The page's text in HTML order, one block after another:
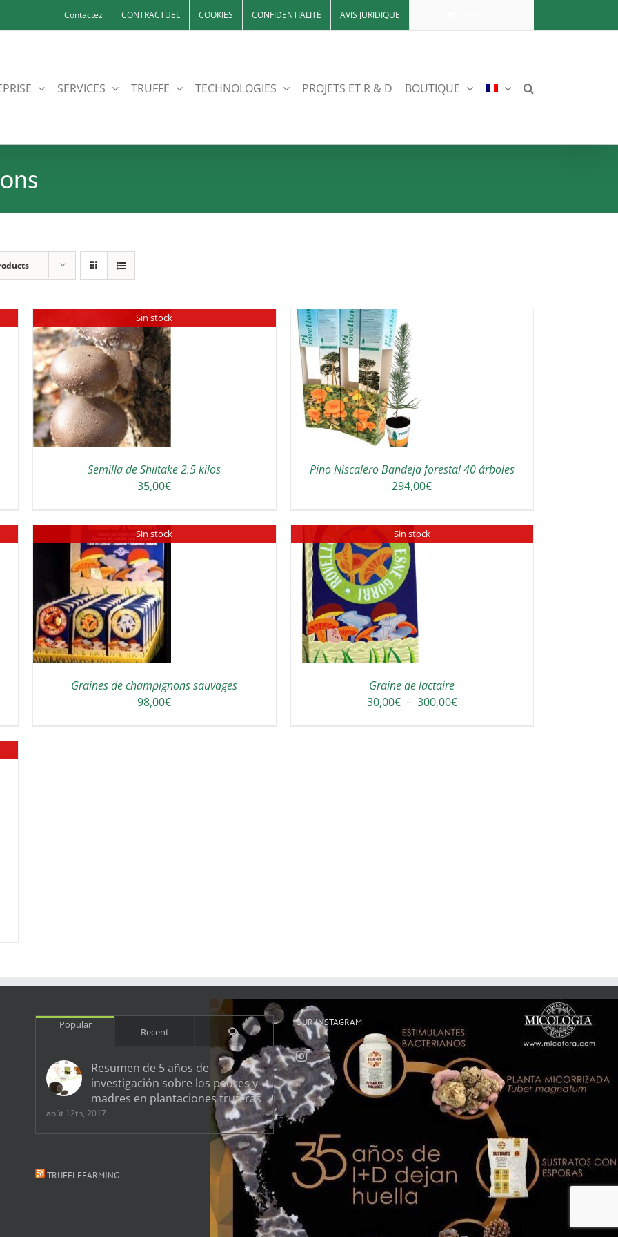
Contactez CONTRACTUEL COOKIES CONFIDENTIALITÉ AVIS JURIDIQUE
SERVICES TRUFFE TECHNOLOGIES PROJETS ET R & D BOUTIQUE
Sin stock
Semilla de Shiitake 2.5 kilos
35,00€
AJOUTER AU PANIER
Pino Niscalero Bandeja forestal 40 árboles
294,00€
Sin stock
Graines de champignons sauvages
98,00€
Sin stock
Graine de lactaire
30,00€ – 300,00€Plage
Popular
Recent Comments
Resumen de 5 años de
investigación sobre los padres y
madres en plantaciones truferas
août 12th, 2017
TRUFFLEFARMING
OUR INSTAGRAM